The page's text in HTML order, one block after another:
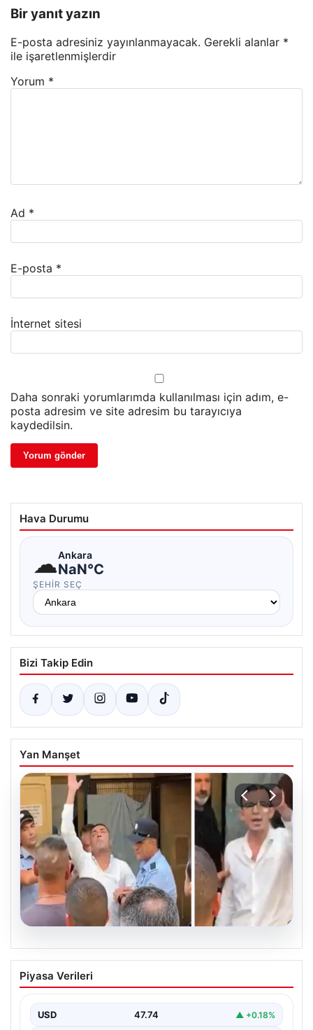
Bir yanıt yazın
E-posta adresiniz yayınlanmayacak. Gerekli alanlar *
ile işaretlenmişlerdir
Yorum *
Ad *
E-posta *
İnternet sitesi
Daha sonraki yorumlarımda kullanılması için adım, e-
posta adresim ve site adresim bu tarayıcıya
kaydedilsin.
Hava Durumu
☁Ankara
NaN°C
ŞEHIR SEÇ
Bizi Takip Edin
Yan Manşet
07.08.2026
KKTC’de toplu cinsel saldırı davasında 5
sanığa toplam 55 yıl hapis
gerçekleşen toplu cinsel saldırı ve bu saldırının…
Piyasa Verileri
USD 47.74 ▲ +0.18%